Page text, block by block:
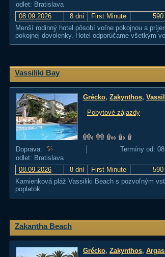
odlet: Bratislava
08.09.2026
8 dní First Minute 590
Menší rodinný hotel pôsobí voľne pokojnou a
pokojnej dovolenky. Hotel odporúčame všetkým
Vassiliki Bay
Grécko, Zakynthos,
- Pobytové zájazdy
Doprava:
Termíny od:
odlet: Bratislava
08.09.2026
8 dní First Minute 590
Kamienková pláž Vassiliki Beach s pozvoľným
poplatok.
Zakantha Beach
Grécko, Zakynthos,